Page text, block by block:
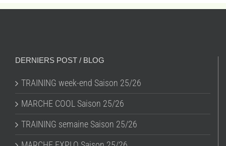
DERNIERS POST / BLOG
TRAINING week-end Saison 25/26
MARCHE COOL Saison 25/26
TRAINING semaine Saison 25/26